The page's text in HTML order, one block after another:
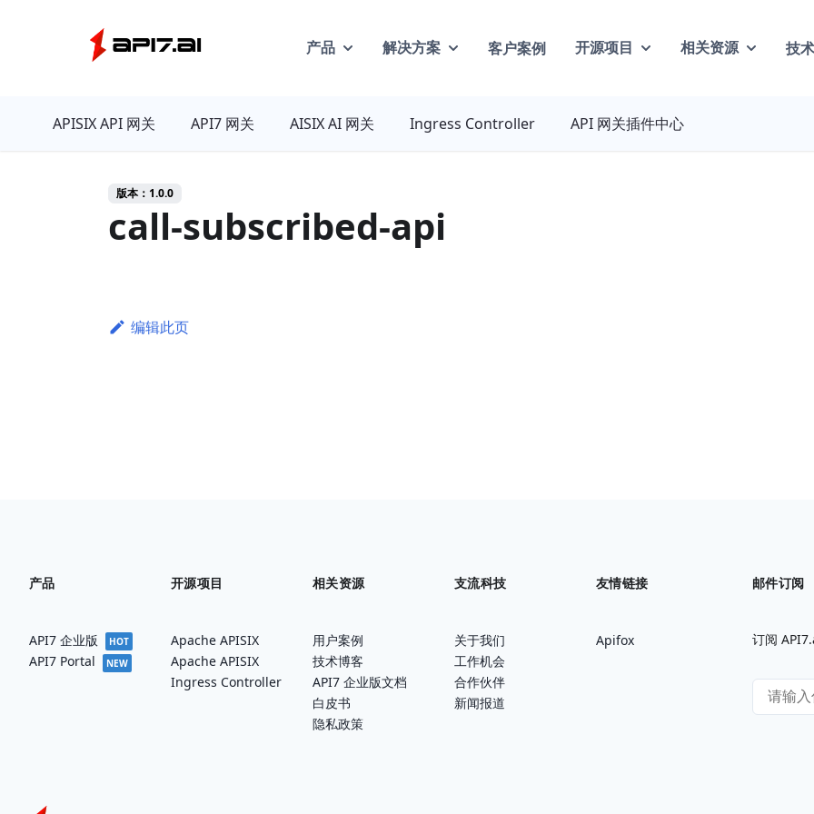
产品 解决方案 客户案例 开源项目 相关资源 技
APISIX API 网关 API7 网关 AISIX AI 网关 Ingress Controller API 网关插件中心
版本：1.0.0
call-subscribed-api
编辑此页
产品
API7 企业版 HOT
API7 Portal NEW
开源项目
Apache APISIX
Apache APISIX
Ingress Controller
相关资源
用户案例
技术博客
API7 企业版文档
白皮书
隐私政策
支流科技
关于我们
工作机会
合作伙伴
新闻报道
友情链接
Apifox
邮件订阅
订阅